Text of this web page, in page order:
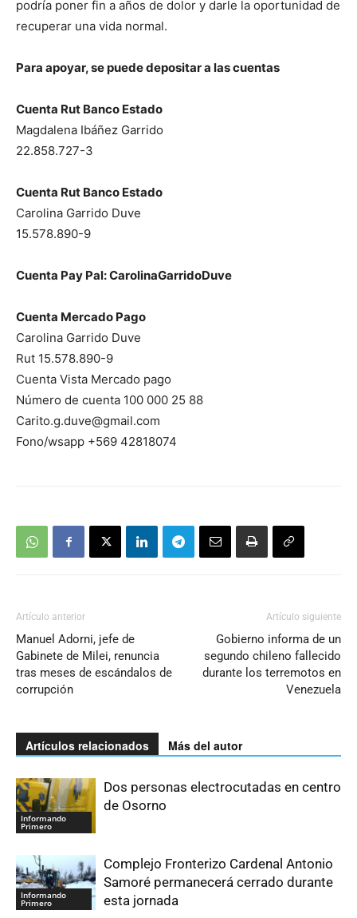
podría poner fin a años de dolor y darle la oportunidad de
recuperar una vida normal.
Para apoyar, se puede depositar a las cuentas
Cuenta Rut Banco Estado
Magdalena Ibáñez Garrido
22.858.727-3
Cuenta Rut Banco Estado
Carolina Garrido Duve
15.578.890-9
Cuenta Pay Pal: CarolinaGarridoDuve
Cuenta Mercado Pago
Carolina Garrido Duve
Rut 15.578.890-9
Cuenta Vista Mercado pago
Número de cuenta 100 000 25 88
Carito.g.duve@gmail.com
Fono/wsapp +569 42818074
Artículo anterior
Manuel Adorni, jefe de
Gabinete de Milei, renuncia
tras meses de escándalos de
corrupción
Artículo siguiente
Gobierno informa de un
segundo chileno fallecido
durante los terremotos en
Venezuela
Artículos relacionados Más del autor
Informando
Primero
Dos personas electrocutadas en centro
de Osorno
Informando
Primero
Complejo Fronterizo Cardenal Antonio
Samoré permanecerá cerrado durante
esta jornada